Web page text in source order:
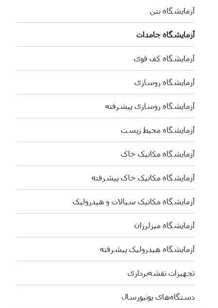
آزمایشگاه بتن
آزمایشگاه جامدات
آزمایشگاه کف قوی
آزمایشگاه روسازی
آزمایشگاه روسازی پیشرفته
آزمایشگاه محیط زیست
آزمایشگاه مکانیک خاک
آزمایشگاه مکانیک خاک پیشرفته
آزمایشگاه مکانیک سیالات و هیدرولیک
آزمایشگاه میزلرزان
آزمایشگاه هیدرولیک پیشرفته
تجهیزات نقشه‌برداری
دستگاه‌های یونیورسال